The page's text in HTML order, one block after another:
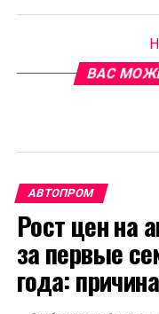
ВАС
АВТОПРОМ
Рост цен на
за первые
года: